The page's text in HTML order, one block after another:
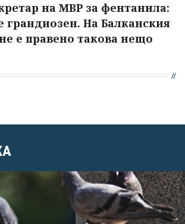
на МВР за фентанила:
грандиозен. На Балканския
е правено такова нещо